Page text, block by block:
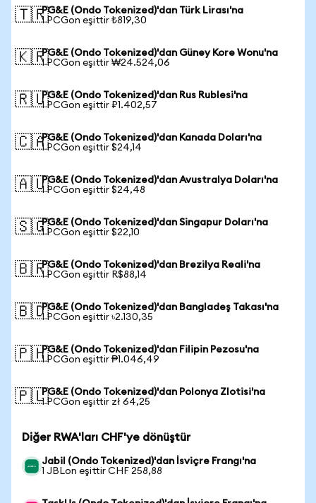
🇹🇷PG&E (Ondo Tokenized)'dan Türk Lirası'na
1 PCGon eşittir ₺819,30
🇰🇷PG&E (Ondo Tokenized)'dan Güney Kore Wonu'na
1 PCGon eşittir ₩24.524,06
🇷🇺PG&E (Ondo Tokenized)'dan Rus Rublesi'na
1 PCGon eşittir ₽1.402,57
🇨🇦PG&E (Ondo Tokenized)'dan Kanada Doları'na
1 PCGon eşittir $24,14
🇦🇺PG&E (Ondo Tokenized)'dan Avustralya Doları'na
1 PCGon eşittir $24,48
🇸🇬PG&E (Ondo Tokenized)'dan Singapur Doları'na
1 PCGon eşittir $22,10
🇧🇷PG&E (Ondo Tokenized)'dan Brezilya Reali'na
1 PCGon eşittir R$88,14
🇧🇩PG&E (Ondo Tokenized)'dan Bangladeş Takası'na
1 PCGon eşittir ৳2.130,35
🇵🇭PG&E (Ondo Tokenized)'dan Filipin Pezosu'na
1 PCGon eşittir ₱1.046,49
🇵🇱PG&E (Ondo Tokenized)'dan Polonya Zlotisi'na
1 PCGon eşittir zł 64,25
Diğer RWA'ları CHF'ye dönüştür
Jabil (Ondo Tokenized)'dan İsviçre Frangı'na
1 JBLon eşittir CHF 258,88